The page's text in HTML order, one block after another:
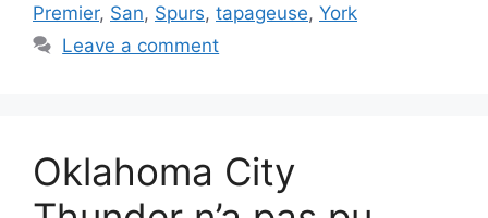
Premier, San, Spurs, tapageuse, York
Leave a comment
Oklahoma City